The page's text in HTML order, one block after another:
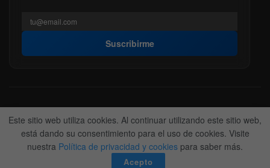
Suscribirme
Acerca de nosotros Politica Editorial
Nuestro Equipo
Contactanos
Anunciate
© 2022-2026BitFinanzas- Hecho porTeam DM. 😎
Este sitio web utiliza cookies. Al continuar utilizando este sitio web,
está dando su consentimiento para el uso de cookies. Visite
nuestra Política de privacidad y cookies para saber más.
Acepto